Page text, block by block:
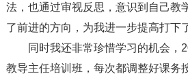
法，也通过审视反思，意识到自己教
了前进的方向，为我进一步提高打下
同时我还非常珍惜学习的机会，
教导主任培训班，每次都调整好课务